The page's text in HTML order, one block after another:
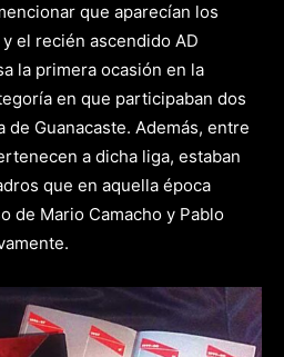
que aparecían los
el recién ascendido AD
la primera ocasión en la
en que participaban dos
Guanacaste. Además, entre
a dicha liga, estaban
que en aquella época
de Mario Camacho y Pablo